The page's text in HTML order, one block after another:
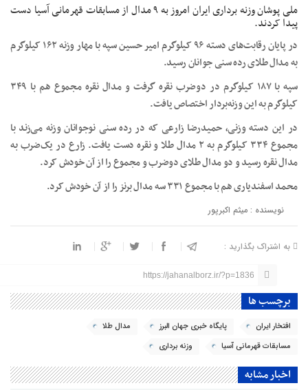
ملی پوشان وزنه برداری ایران امروز به ۹ مدال از مسابقات قهرمانی آسیا دست
پیدا کردند.
در پایان رقابت‌های دسته ۹۶ کیلوگرم امیر حسین سپه با مهار وزنه ۱۶۲ کیلوگرم
به مدال طلای رده سنی جوانان رسید.
سپه با ۱۸۷ کیلوگرم در دوضرب نقره گرفت و مدال نقره مجموع هم با ۳۴۹
کیلوگرم به این وزنه‌بردار اختصاص یافت.
در این دسته وزنی، حمیدرضا زارعی که در رده سنی نوجوانان وزنه می‌زند با
مجموع ۳۳۴ کیلوگرم به ۲ مدال طلا و نقره دست یافت. زارع در یک‌ضرب به
مدال نقره رسید و دو مدال طلای دوضرب و مجموع را از آن خودش کرد.
محمد اسفندیاری هم با مجموع ۳۳۱ سه مدال برنز را از آن خودش کرد.
نویسنده : میثم اکبرپور
به اشتراک بگذارید :
https://jahanalborz.ir/?p=1836
برچسب ها
افتخار ایران پایگاه خبری جهان البرز
مدال طلا
مسابقات قهرمانی آسیا
وزنه برداری
اخبار مشابه